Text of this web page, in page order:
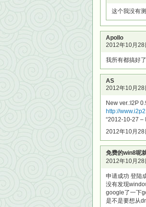
这个我没有
Apollo
2012年10月28
我所有都搞好
AS
2012年10月28
New ver.:I2P
http://
“2012-10-27 –
2012年10月28
免费的win8呢
2012年10月28
申请成功 登陆
没有发现
google了一下
是不是要想从